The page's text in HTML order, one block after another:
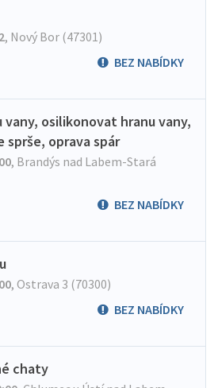
, Nový Bor (47301)
BEZ NABÍDKY
vany, osilikonovat hranu vany,
sprše, oprava spár
, Brandýs nad Labem-Stará
BEZ NABÍDKY
, Ostrava 3 (70300)
BEZ NABÍDKY
chaty